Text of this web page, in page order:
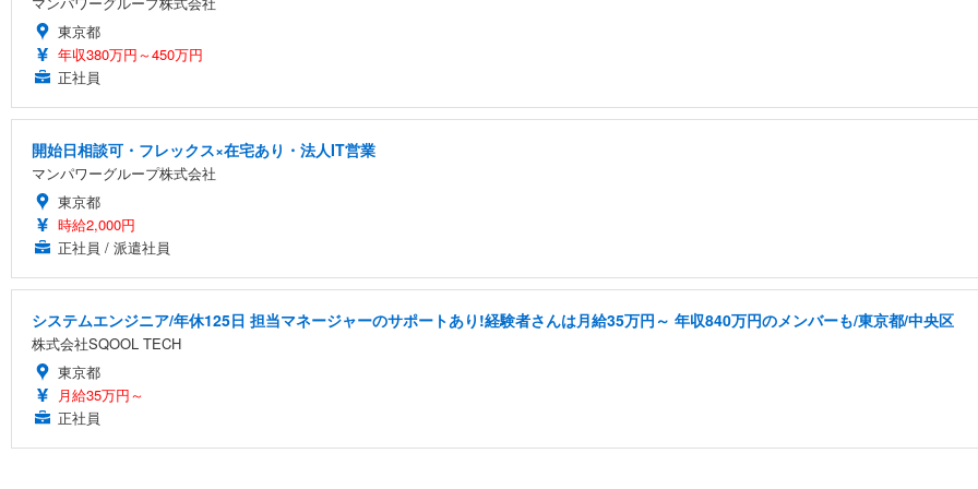
東京都
年収380万円～450万円
正社員
開始日相談可・フレックス×在宅あり・法人IT営業
マンパワーグループ株式会社
東京都
時給2,000円
正社員 / 派遣社員
システムエンジニア/年休125日 担当マネージャーのサポートあり!経験者さんは月給35万円～ 年収840万円のメンバーも/東京都/中央区
株式会社SQOOL TECH
東京都
月給35万円～
正社員